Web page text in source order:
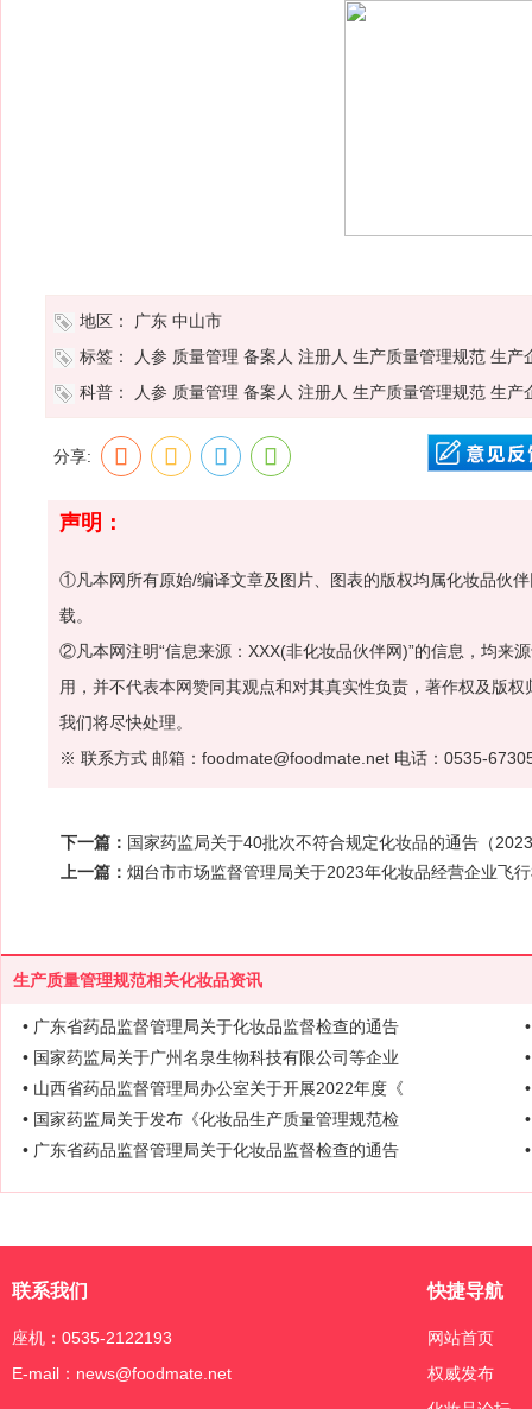
地区： 广东 中山市
标签：
人参 质量管理 备案人 注册人 生产质量管理规范 生产
科普：
人参 质量管理 备案人 注册人 生产质量管理规范 生产
分享:
声明：
①凡本网所有原始/编译文章及图片、图表的版权均属化妆品伙
载。
②凡本网注明“信息来源：XXX(非化妆品伙伴网)”的信息，均来
用，并不代表本网赞同其观点和对其真实性负责，著作权及版
我们将尽快处理。
※ 联系方式 邮箱：foodmate@foodmate.net 电话：0535-
下一篇： 国家药监局关于40批次不符合规定化妆品的通告（
上一篇： 烟台市市场监督管理局关于2023年化妆品经营企业飞
生产质量管理规范相关化妆品资讯
• 广东省药品监督管理局关于化妆品监督检查的通告
• 国家药监局关于广州名泉生物科技有限公司等企业
• 山西省药品监督管理局办公室关于开展2022年度《
• 国家药监局关于发布《化妆品生产质量管理规范检
• 广东省药品监督管理局关于化妆品监督检查的通告
联系我们
座机：0535-2122193
E-mail：news@foodmate.net
快捷导航
网站首页
权威发布